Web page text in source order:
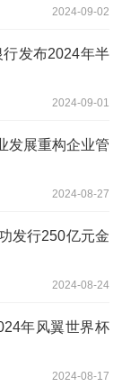
2024-09-02
发布2024年半
2024-09-01
发展重构企业管
2024-08-27
发行250亿元金
2024-08-24
年风翼世界杯
2024-08-17